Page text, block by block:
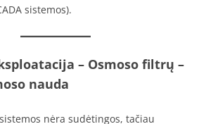
sistemos).
– Osmoso filtrų –
nauda
nėra sudėtingos, tačiau